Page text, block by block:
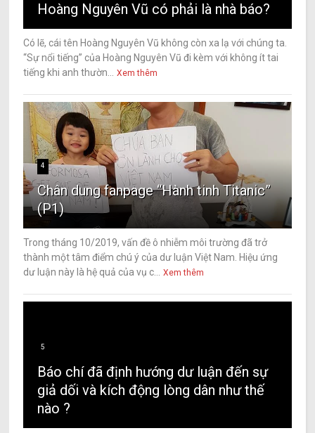
Hoàng Nguyên Vũ có phải là nhà báo?
Có lẽ, cái tên Hoàng Nguyên Vũ không còn xa lạ với chúng ta.
“Sự nổi tiếng” của Hoàng Nguyên Vũ đi kèm với không ít tai
tiếng khi anh thườn...
Xem thêm
4
Chân dung fanpage “Hành tinh Titanic”
(P1)
Trong tháng 10/2019, vấn đề ô nhiễm môi trường đã trở
thành một tâm điểm chú ý của dư luận Việt Nam. Hiệu ứng
dư luận này là hệ quả của vụ c...
Xem thêm
5
Báo chí đã định hướng dư luận đến sự
giả dối và kích động lòng dân như thế
nào ?